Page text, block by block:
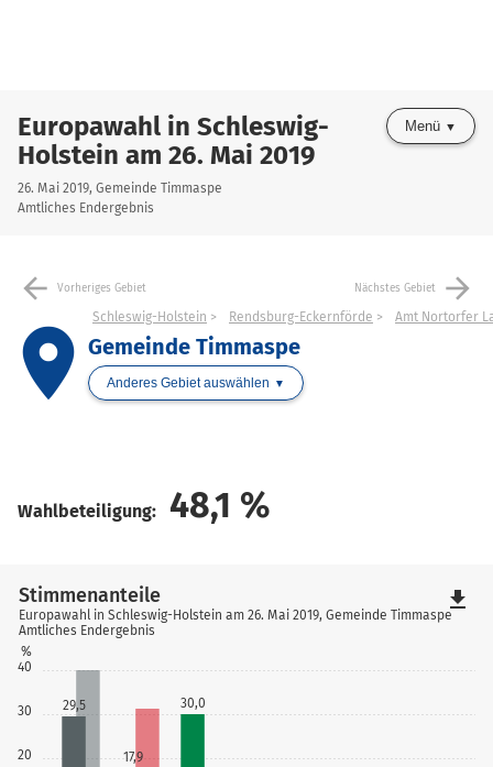
Europawahl in Schleswig-
Holstein am 26. Mai 2019
26. Mai 2019, Gemeinde Timmaspe
Amtliches Endergebnis
Menü
arrow_back Vorheriges Gebiet Nächstes Gebiet arrow_forward
place
Schleswig-Holstein Rendsburg-Eckernförde Amt Nortorfer
Gemeinde Timmaspe
Anderes Gebiet auswählen
Wahlbeteiligung: 48,1 %
20
30
40
%
29,5
17,9
30,0
Stimmenanteile
Europawahl in Schleswig-Holstein am 26. Mai 2019, Gemeinde Timmaspe
Amtliches Endergebnis
file_download